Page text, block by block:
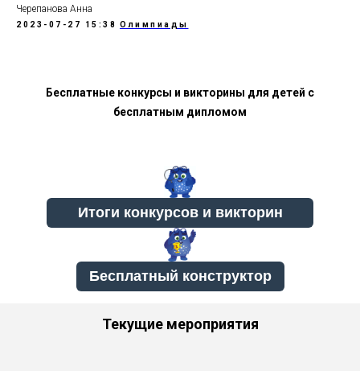
Черепанова Анна
2023-07-27 15:38 Олимпиады
Бесплатные конкурсы и викторины для детей с
бесплатным дипломом
Бесплатный конструктор
Текущие мероприятия